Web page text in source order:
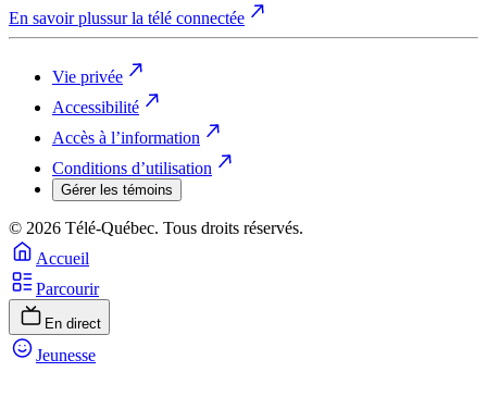
En savoir plussur la télé connectée
Vie privée
Accessibilité
Accès à l’information
Conditions d’utilisation
Gérer les témoins
© 2026 Télé-Québec. Tous droits réservés.
Accueil
Parcourir
En direct
Jeunesse